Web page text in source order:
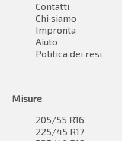
Contatti
Chi siamo
Impronta
Aiuto
Politica dei resi
Misure
205/55 R16
225/45 R17